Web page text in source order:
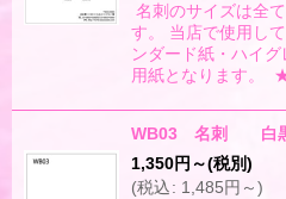
名刺のサイズは全
す。 当店で使用し
ンダード紙・ハイ
用紙となります。
WB03 名刺 白黒
1,350円 ～(税別)
(税込: 1,485円 ～)